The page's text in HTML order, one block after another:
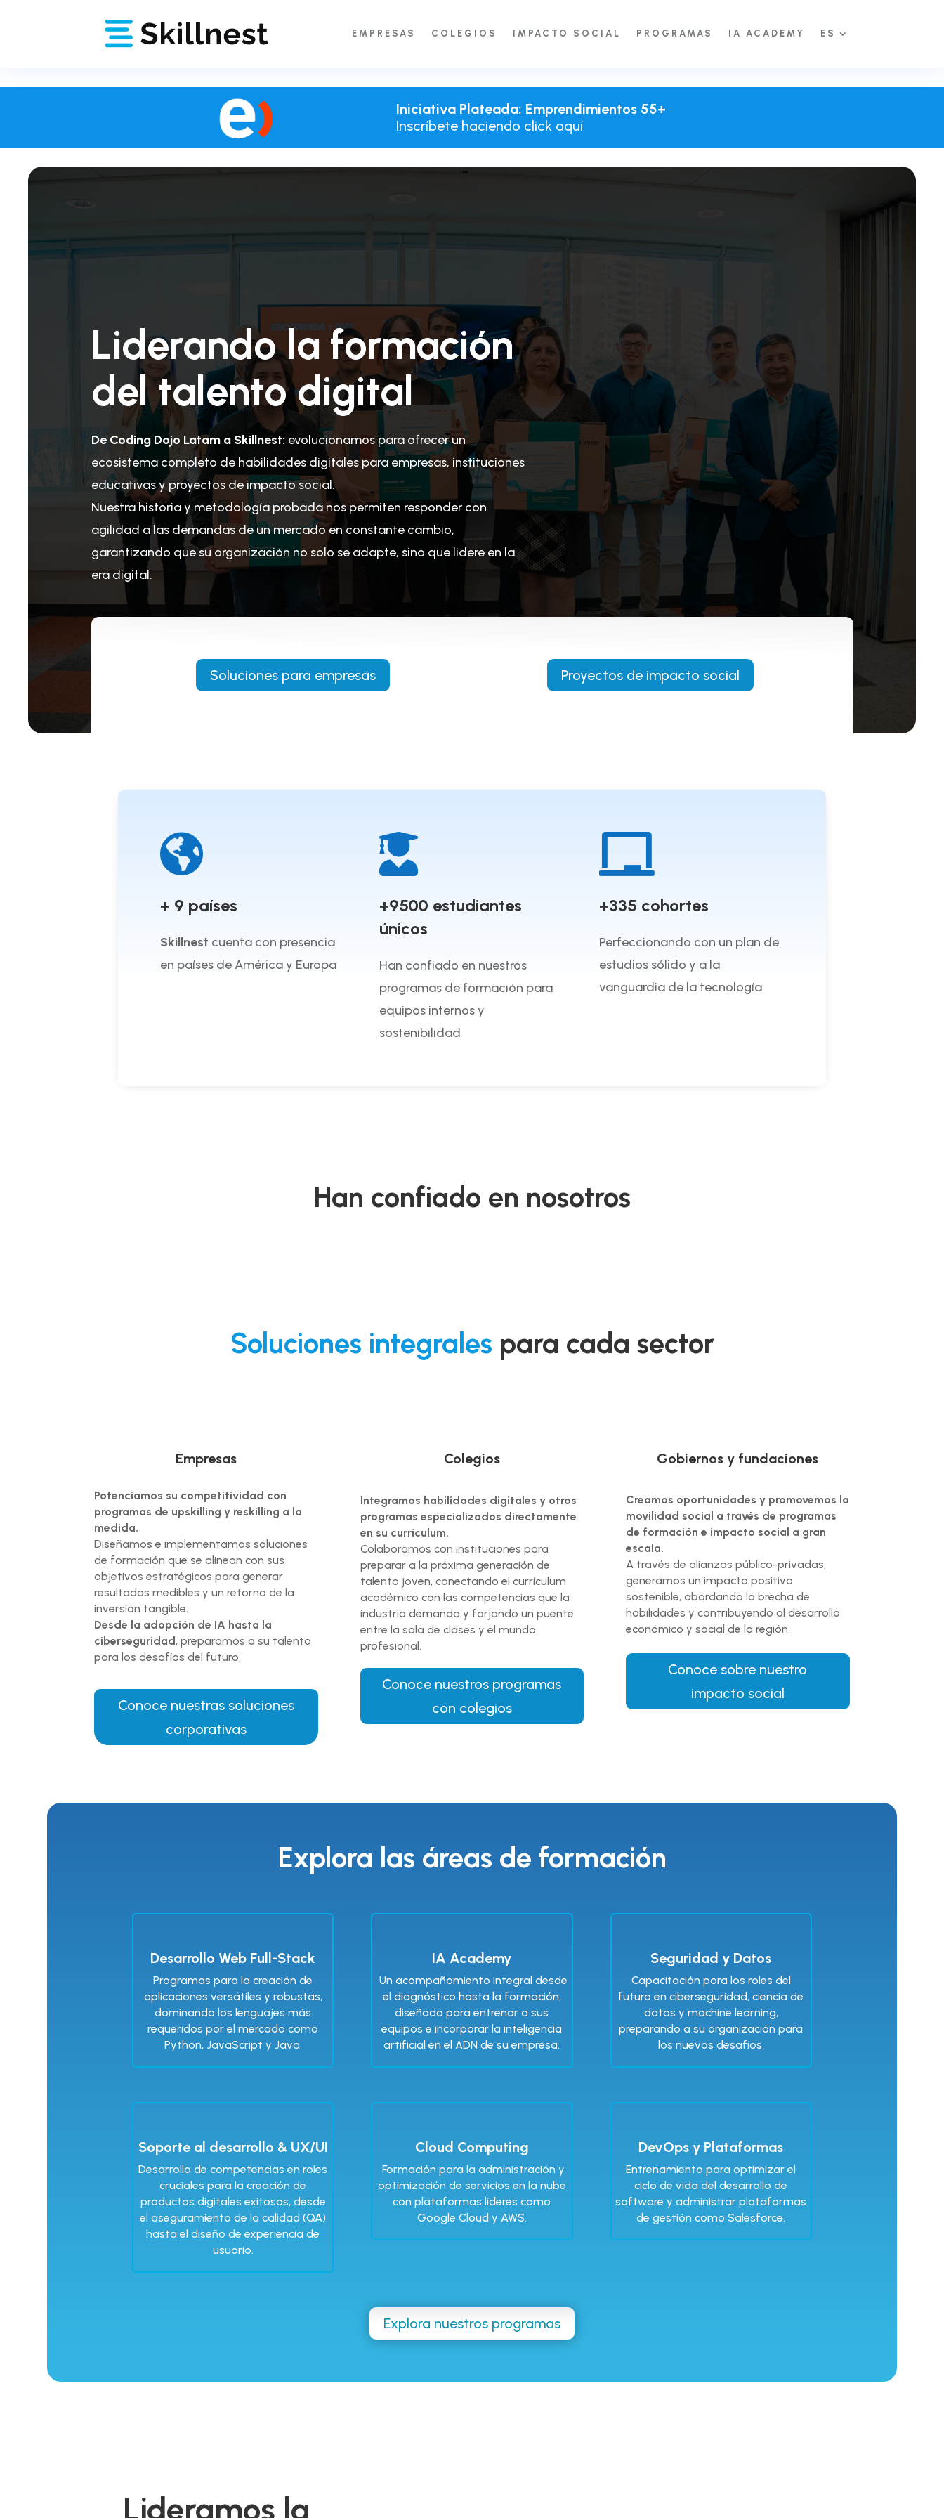
EMPRESAS COLEGIOS IMPACTO SOCIAL PROGRAMAS IA ACADEMY ES
Iniciativa Plateada: Emprendimientos 55+
Inscríbete haciendo click aquí
Liderando la formación
del talento digital
De Coding Dojo Latam a Skillnest:evolucionamos para ofrecer un
ecosistema completo de habilidades digitales para empresas, instituciones
educativas y proyectos de impacto social.
Nuestra historia y metodología probada nos permiten responder con
agilidad a las demandas de un mercado en constante cambio,
garantizando que su organización no solo se adapte, sino que lidere en la
era digital.
Soluciones para empresas Proyectos de impacto social

+ 9 países
Skillnest cuenta con presencia
en países de América y Europa

+9500 estudiantes
únicos
Han confiado en nuestros
programas de formación para
equipos internos y
sostenibilidad

+335 cohortes
Perfeccionando con un plan de
estudios sólido y a la
vanguardia de la tecnología
Han confiado en nosotros
Soluciones integrales para cada sector
Empresas
Potenciamos su competitividad con
programas de upskilling y reskilling a la
medida.
Diseñamos e implementamos soluciones
de formación que se alinean con sus
objetivos estratégicos para generar
resultados medibles y un retorno de la
inversión tangible.
Desde la adopción de IA hasta la
ciberseguridad, preparamos a su talento
para los desafíos del futuro.
Conoce nuestras soluciones
corporativas
Colegios
Integramos habilidades digitales y otros
programas especializados directamente
en su currículum.
Colaboramos con instituciones para
preparar a la próxima generación de
talento joven, conectando el currículum
académico con las competencias que la
industria demanda y forjando un puente
entre la sala de clases y el mundo
profesional.
Conoce nuestros programas
con colegios
Gobiernos y fundaciones
Creamos oportunidades y promovemos la
movilidad social a través de programas
de formación e impacto social a gran
escala.
A través de alianzas público-privadas,
generamos un impacto positivo
sostenible, abordando la brecha de
habilidades y contribuyendo al desarrollo
económico y social de la región.
Conoce sobre nuestro
impacto social
Explora las áreas de formación
Desarrollo Web Full-Stack
Programas para la creación de
aplicaciones versátiles y robustas,
dominando los lenguajes más
requeridos por el mercado como
Python, JavaScript y Java.
IA Academy
Un acompañamiento integral desde
el diagnóstico hasta la formación,
diseñado para entrenar a sus
equipos e incorporar la inteligencia
artificial en el ADN de su empresa.
Seguridad y Datos
Capacitación para los roles del
futuro en ciberseguridad, ciencia de
datos y machine learning,
preparando a su organización para
los nuevos desafíos.
Soporte al desarrollo & UX/UI
Desarrollo de competencias en roles
cruciales para la creación de
productos digitales exitosos, desde
el aseguramiento de la calidad (QA)
hasta el diseño de experiencia de
usuario.
Cloud Computing
Formación para la administración y
optimización de servicios en la nube
con plataformas líderes como
Google Cloud y AWS.
DevOps y Plataformas
Entrenamiento para optimizar el
ciclo de vida del desarrollo de
software y administrar plataformas
de gestión como Salesforce.
Explora nuestros programas
Lideramos la